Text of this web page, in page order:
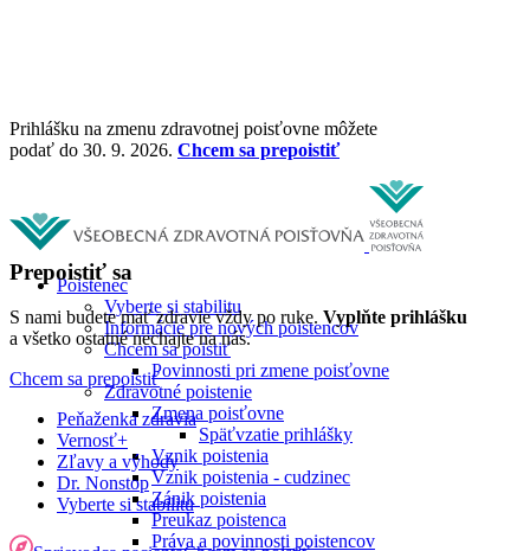
Prihlášku na zmenu zdravotnej poisťovne môžete
podať do 30. 9. 2026. Chcem sa prepoistiť
Poistenec
Vyberte si stabilitu
Informácie pre nových poistencov
Chcem sa poistiť
Povinnosti pri zmene poisťovne
Zdravotné poistenie
Zmena poisťovne
Späťvzatie prihlášky
Vznik poistenia
Vznik poistenia - cudzinec
Zánik poistenia
Preukaz poistenca
Práva a povinnosti poistencov
Prepoistiť sa
S nami budete mať zdravie vždy po ruke. Vyplňte prihlášku
a všetko ostatné nechajte na nás.
Chcem sa prepoistiť
Peňaženka zdravia
Vernosť+
Zľavy a výhody
Dr. Nonstop
Vyberte si stabilitu